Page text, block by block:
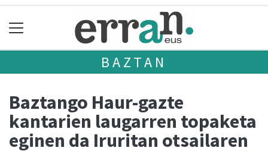
BAZTAN
Baztango Haur-gazte
kantarien laugarren topaketa
eginen da Iruritan otsailaren